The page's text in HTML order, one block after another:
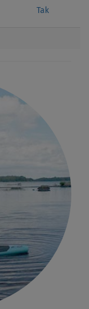
Tak